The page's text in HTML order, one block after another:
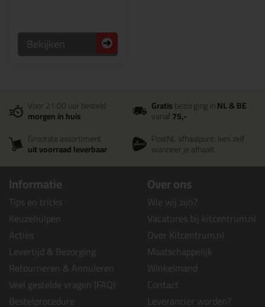
Bekijken
Voor 21:00 uur besteld
morgen in huis
Gratisbezorging inNL & BE
vanaf75,-
Grootste assortiment
uit voorraad leverbaar
PostNL afhaalpunt: kies zelf
wanneer je afhaalt
Informatie
Tips en tricks
Keuzehulpen
Acties
Levertijd & Bezorging
Retourneren & Annuleren
Veel gestelde vragen (FAQ)
Bestelprocedure
Over ons
Wie wij zijn?
Vacatures bij kitcentrum.nl
Over Kitcentrum.nl
Maatschappelijk
Winkelmand
Contact
Leverancier worden?